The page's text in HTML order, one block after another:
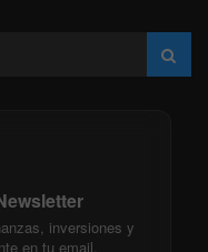
inversiones y
en tu email.